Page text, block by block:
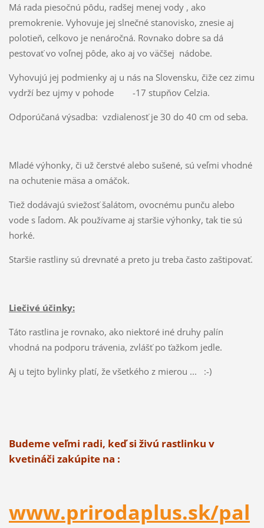
Má rada piesočnú pôdu, radšej menej vody , ako
premokrenie. Vyhovuje jej slnečné stanovisko, znesie aj
polotieň, celkovo je nenáročná. Rovnako dobre sa dá
pestovať vo voľnej pôde, ako aj vo väčšej nádobe.
Vyhovujú jej podmienky aj u nás na Slovensku, čiže cez zimu
vydrží bez ujmy v pohode -17 stupňov Celzia.
Odporúčaná výsadba: vzdialenosť je 30 do 40 cm od seba.
Mladé výhonky, či už čerstvé alebo sušené, sú veľmi vhodné
na ochutenie mäsa a omáčok.
Tiež dodávajú sviežosť šalátom, ovocnému punču alebo
vode s ľadom. Ak používame aj staršie výhonky, tak tie sú
horké.
Staršie rastliny sú drevnaté a preto ju treba často zaštipovať.
Liečivé účinky:
Táto rastlina je rovnako, ako niektoré iné druhy palín
vhodná na podporu trávenia, zvlášť po ťažkom jedle.
Aj u tejto bylinky platí, že všetkého z mierou ... :-)
Budeme veľmi radi, keď si živú rastlinku v
kvetináči zakúpite na :
www.prirodaplus.sk/pal